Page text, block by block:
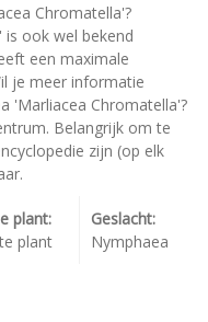
Chromatella'?
ook wel bekend
een maximale
je meer informatie
'Marliacea Chromatella'?
Belangrijk om te
zijn (op elk
plant:
plant
Geslacht:
Nymphaea